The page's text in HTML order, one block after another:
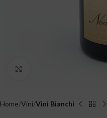
Home Vini Vini Bianchi